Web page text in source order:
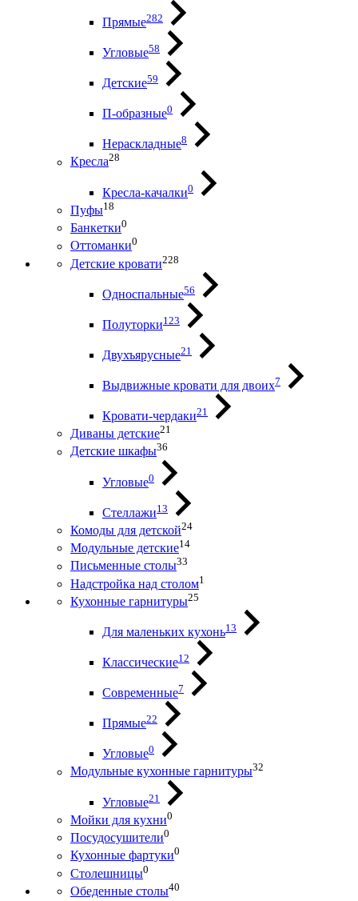
Прямые282
Угловые58
Детские59
П-образные0
Нераскладные8
Кресла28
Кресла-качалки0
Пуфы18
Банкетки0
Оттоманки0
Детские кровати228
Односпальные56
Полуторки123
Двухъярусные21
Выдвижные кровати для двоих7
Кровати-чердаки21
Диваны детские21
Детские шкафы36
Угловые0
Стеллажи13
Комоды для детской24
Модульные детские14
Письменные столы33
Надстройка над столом1
Кухонные гарнитуры25
Для маленьких кухонь13
Классические12
Современные7
Прямые22
Угловые0
Модульные кухонные гарнитуры32
Угловые21
Мойки для кухни0
Посудосушители0
Кухонные фартуки0
Столешницы0
Обеденные столы40